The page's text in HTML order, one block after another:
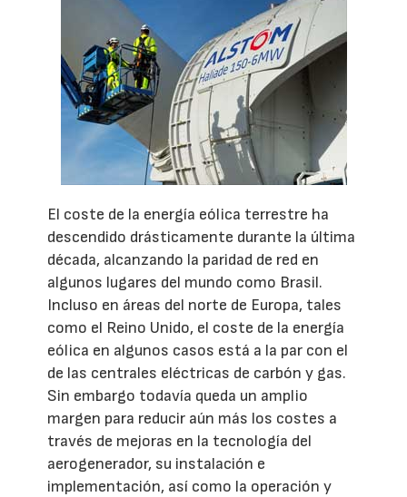
El coste de la energía eólica terrestre ha
descendido drásticamente durante la última
década, alcanzando la paridad de red en
algunos lugares del mundo como Brasil.
Incluso en áreas del norte de Europa, tales
como el Reino Unido, el coste de la energía
eólica en algunos casos está a la par con el
de las centrales eléctricas de carbón y gas.
Sin embargo todavía queda un amplio
margen para reducir aún más los costes a
través de mejoras en la tecnología del
aerogenerador, su instalación e
implementación, así como la operación y